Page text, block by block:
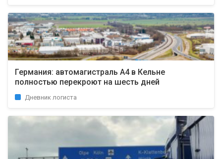
Германия: автомагистраль A4 в Кельне
полностью перекроют на шесть дней
Дневник логиста